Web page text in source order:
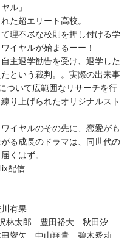
ル」
た超エリート高校。
理不尽な校則を押し付ける学
イヤルが始まるーー！
主退学勧告を受け、退学した
という裁判。。実際の出来事
ついて広範囲なリサーチを行
り上げられたオリジナルスト
イヤルのその先に、恋愛がも
る成長のドラマは、同世代の
くはず。
配信
有果
林太郎 豊田裕大 秋田汐
響矢 中山翔貴 碧木愛莉